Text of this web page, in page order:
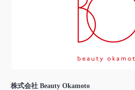
株式会社 Beauty Okamoto